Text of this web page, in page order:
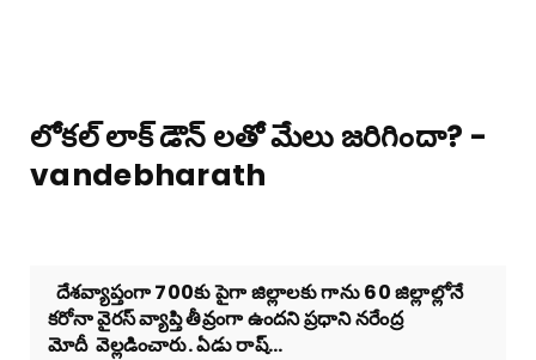
లోకల్ లాక్ డౌన్ లతో మేలు జరిగిందా? -
vandebharath
దేశవ్యాప్తంగా 700కు పైగా జిల్లాలకు గాను 60 జిల్లాల్లోనే
కరోనా వైరస్ వ్యాప్తి తీవ్రంగా ఉందని ప్రధాని నరేంద్ర
మోదీ వెల్లడించారు. ఏడు రాష్...